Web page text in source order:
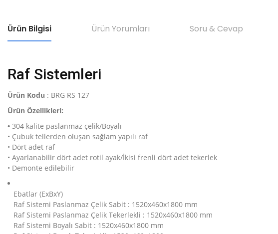
Ürün Bilgisi Ürün Yorumları Soru & Cevap
Raf Sistemleri
Ürün Kodu : BRG RS 127
Ürün Özellikleri:
• 304 kalite paslanmaz çelik/Boyalı
• Çubuk tellerden oluşan sağlam yapılı raf
• Dört adet raf
• Ayarlanabilir dört adet rotil ayak/İkisi frenli dört adet tekerlek
• Demonte edilebilir
Ebatlar (ExBxY)
Raf Sistemi Paslanmaz Çelik Sabit : 1520x460x1800 mm
Raf Sistemi Paslanmaz Çelik Tekerlekli : 1520x460x1800 mm
Raf Sistemi Boyalı Sabit : 1520x460x1800 mm